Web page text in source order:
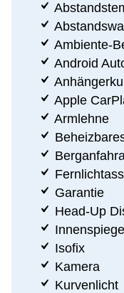
Ambiente-
Android
Apple
Armlehne
Garantie
Head-Up
Isofix
Kamera
Kurvenlicht